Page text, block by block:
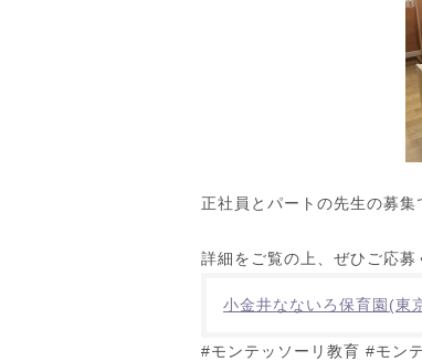
正社員とパートの先生の募集
詳細をご覧の上、ぜひご応募
小金井なないろ保育園(東
#モンテッソーリ教育 #モン